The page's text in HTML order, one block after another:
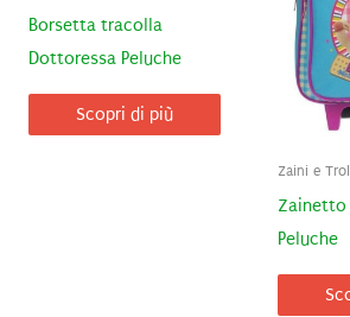
Borsetta tracolla
Dottoressa Peluche
Scopri di più
Zaini e
Zainetto
Peluche